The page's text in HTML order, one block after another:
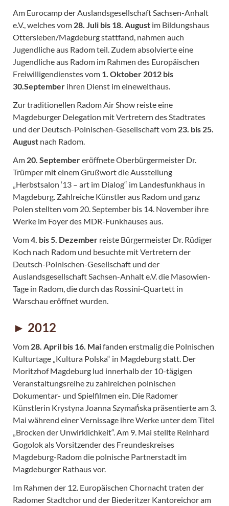
Am Eurocamp der Auslandsgesellschaft Sachsen-Anhalt
e.V., welches vom 28. Juli bis 18. August im Bildungshaus
Ottersleben/Magdeburg stattfand, nahmen auch
Jugendliche aus Radom teil. Zudem absolvierte eine
Jugendliche aus Radom im Rahmen des Europäischen
Freiwilligendienstes vom 1. Oktober 2012 bis
30.September ihren Dienst im einewelthaus.
Zur traditionellen Radom Air Show reiste eine
Magdeburger Delegation mit Vertretern des Stadtrates
und der Deutsch-Polnischen-Gesellschaft vom 23. bis 25.
August nach Radom.
Am 20. Septembereröffnete Oberbürgermeister Dr.
Trümper mit einem Grußwort die Ausstellung
„Herbstsalon ‘13 – art im Dialog“ im Landesfunkhaus in
Magdeburg. Zahlreiche Künstler aus Radom und ganz
Polen stellten vom 20. September bis 14. November ihre
Werke im Foyer des MDR-Funkhauses aus.
Vom4. bis 5. Dezember reiste Bürgermeister Dr. Rüdiger
Koch nach Radom und besuchte mit Vertretern der
Deutsch-Polnischen-Gesellschaft und der
Auslandsgesellschaft Sachsen-Anhalt e.V. die Masowien-
Tage in Radom, die durch das Rossini-Quartett in
Warschau eröffnet wurden.
► 2012
Vom 28. April bis 16. Maifanden erstmalig die Polnischen
Kulturtage „Kultura Polska“ in Magdeburg statt. Der
Moritzhof Magdeburg lud innerhalb der 10-tägigen
Veranstaltungsreihe zu zahlreichen polnischen
Dokumentar- und Spielfilmen ein. Die Radomer
Künstlerin Krystyna Joanna Szymańska präsentierte am 3.
Mai während einer Vernissage ihre Werke unter dem Titel
„Brocken der Unwirklichkeit“. Am 9. Mai stellte Reinhard
Gogolok als Vorsitzender des Freundeskreises
Magdeburg-Radom die polnische Partnerstadt im
Magdeburger Rathaus vor.
Im Rahmen der 12. Europäischen Chornacht traten der
Radomer Stadtchor und der Biederitzer Kantoreichor am